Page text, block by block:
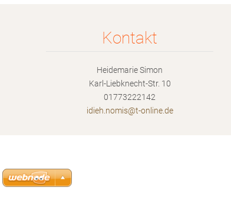
Kontakt
Heidemarie Simon
Karl-Liebknecht-Str. 10
01773222142
idieh.nomis@t-on line.de